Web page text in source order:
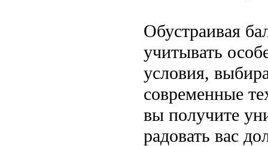
Обустраивая
учитывать
условия,
современные
вы получите
радовать вас